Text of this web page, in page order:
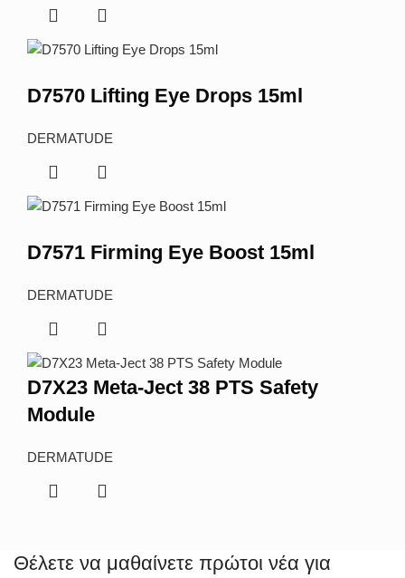
D7570 Lifting Eye Drops 15ml
DERMATUDE
D7571 Firming Eye Boost 15ml
DERMATUDE
D7X23 Meta-Ject 38 PTS Safety
Module
DERMATUDE
Θέλετε να μαθαίνετε πρώτοι νέα για